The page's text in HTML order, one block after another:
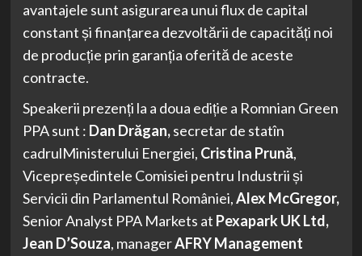
avantajele sunt asigurarea unui flux de capital
constant și finanțarea dezvoltării de capacități noi
de producție prin garanția oferită de aceste
contracte.
Speakerii prezenți la a doua ediție a Romnian Green
PPA sunt : Dan Drăgan,secretar de statîn
cadrulMinisterului Energiei, Cristina Prună,
Vicepreședintele Comisiei pentru Industrii și
Servicii din Parlamentul României,Alex McGregor,
Senior Analyst PPA Markets at Pexapark UK Ltd,
Jean D’Souza, managerAFRY Management